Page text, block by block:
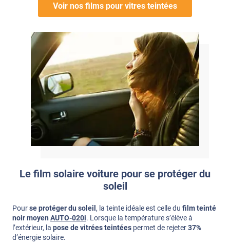
Voir nos films pour vitres teintées
Le film solaire voiture pour se protéger du
soleil
Pourse protéger du soleil , la teinte idéale est celle du film teinté
noir moyen AUTO-020i. Lorsque la température s’élève à
l’extérieur, la pose de vitrées teintées permet de rejeter37%
d’énergie solaire.